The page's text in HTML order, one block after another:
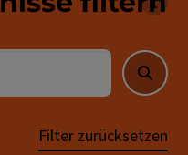
Für
Suchen
Filter zurücksetzen